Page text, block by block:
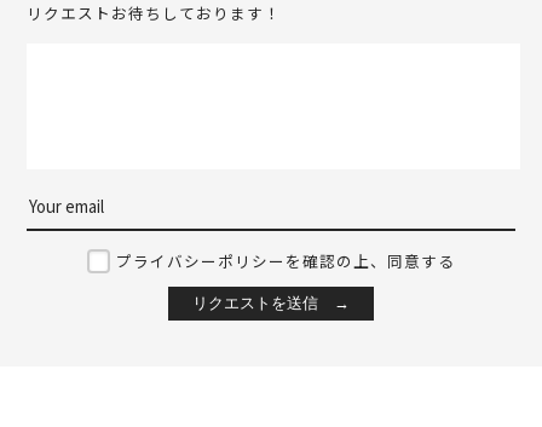
リクエストお待ちしております！
プライバシーポリシーを確認の上、同意する